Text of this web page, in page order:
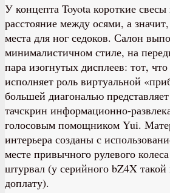
У концепта Toyota короткие
расстояние между осями, а
места для ног седоков. Салон
минималистичном стиле, на
пара изогнутых дисплеев: тот,
исполняет роль виртуальной
большей диагональю
тачскрин информационно-
голосовым помощником Yui.
интерьера созданы с
месте привычного рулевого
штурвал (у серийного bZ4X такой
доплату).